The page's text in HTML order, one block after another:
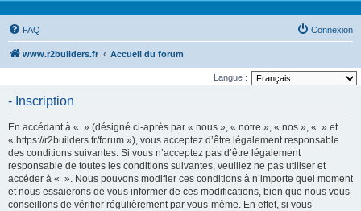
FAQ Connexion
www.r2builders.fr Accueil du forum
Langue :
- Inscription
En accédant à « » (désigné ci-après par « nous », « notre », « nos », « » et
« https://r2builders.fr/forum »), vous acceptez d’être légalement responsable
des conditions suivantes. Si vous n’acceptez pas d’être légalement
responsable de toutes les conditions suivantes, veuillez ne pas utiliser et
accéder à « ». Nous pouvons modifier ces conditions à n’importe quel moment
et nous essaierons de vous informer de ces modifications, bien que nous vous
conseillons de vérifier régulièrement par vous-même. En effet, si vous